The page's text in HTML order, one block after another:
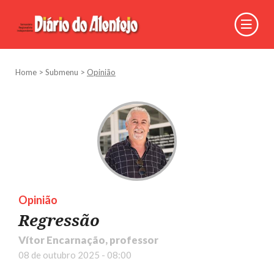
Home > Submenu > Opinião
Opinião
Regressão
Vítor Encarnação, professor
08 de outubro 2025 - 08:00